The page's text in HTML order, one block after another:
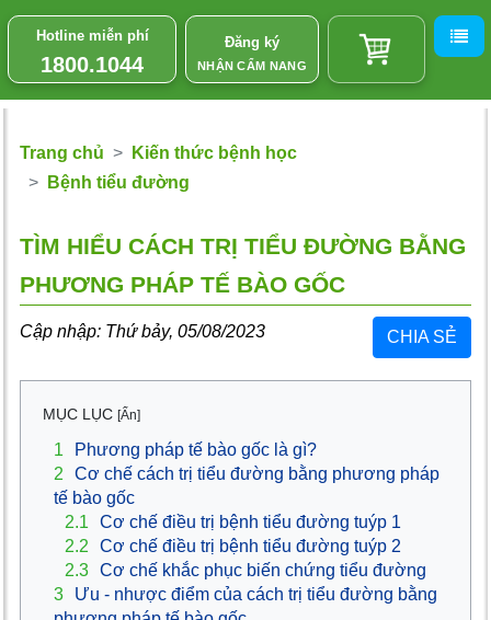
Hotline miễn phí
1800.1044
Đăng ký
NHẬN CẨM NANG
Trang chủ
Kiến thức bệnh học
Bệnh tiểu đường
TÌM HIỂU CÁCH TRỊ TIỂU ĐƯỜNG BẰNG
PHƯƠNG PHÁP TẾ BÀO GỐC
Cập nhập: Thứ bảy, 05/08/2023 CHIA SẺ
MỤC LỤC [Ẩn]
1
Phương pháp tế bào gốc là gì?
2
Cơ chế cách trị tiểu đường bằng phương pháp
tế bào gốc
2.1
Cơ chế điều trị bệnh tiểu đường tuýp 1
2.2
Cơ chế điều trị bệnh tiểu đường tuýp 2
2.3 Cơ chế khắc phục biến chứng tiểu đường
3
Ưu - nhược điểm của cách trị tiểu đường bằng